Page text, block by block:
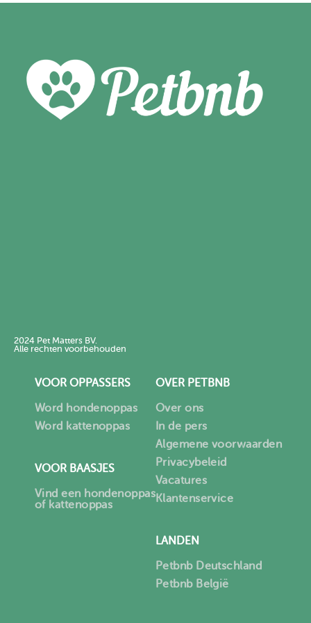
2024 Pet Matters BV.
Alle rechten voorbehouden
VOOR OPPASSERS
Word hondenoppas
Word kattenoppas
VOOR BAASJES
Vind een hondenoppas
of kattenoppas
OVER PETBNB
Over ons
In de pers
Algemene voorwaarden
Privacybeleid
Vacatures
Klantenservice
LANDEN
Petbnb Deutschland
Petbnb België